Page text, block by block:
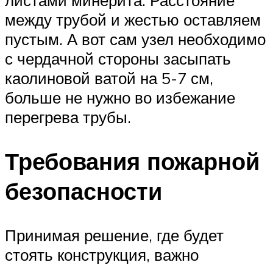
между трубой и жестью оставляем
пустым. А вот сам узел необходимо
с чердачной стороны засыпать
каолиновой ватой на 5-7 см,
больше не нужно во избежание
перегрева трубы.
Требования пожарной
безопасности
Принимая решение, где будет
стоять конструкция, важно